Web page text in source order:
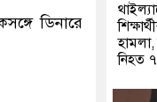
ডিনারে
নিহত ৭